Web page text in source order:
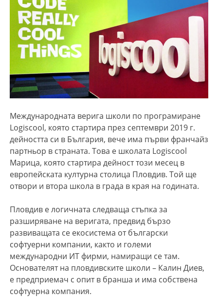
Международната верига школи по програмиране
Logiscool, която стартира през септември 2019 г.
дейността си в България, вече има първи франчайз
партньор в страната. Това е школата Logiscool
Марица, която стартира дейност този месец в
европейската културна столица Пловдив. Той ще
отвори и втора школа в града в края на годината.
Пловдив е логичната следваща стъпка за
разширяване на веригата, предвид бързо
развиващата се екосистема от български
софтуерни компании, както и големи
международни ИТ фирми, намиращи се там.
Основателят на пловдивските школи – Калин Диев,
е предприемач с опит в бранша и има собствена
софтуерна компания.